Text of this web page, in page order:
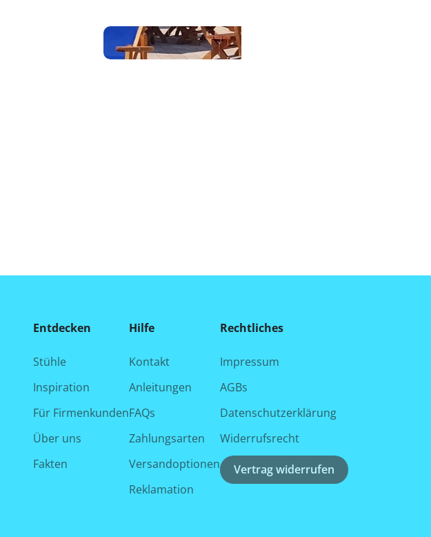
Entdecken
Stühle
Inspiration
Für Firmenkunden
Über uns
Fakten
Hilfe
Kontakt
Anleitungen
FAQs
Zahlungsarten
Versandoptionen
Reklamation
Rechtliches
Impressum
AGBs
Datenschutzerklärung
Widerrufsrecht
Vertrag widerrufen